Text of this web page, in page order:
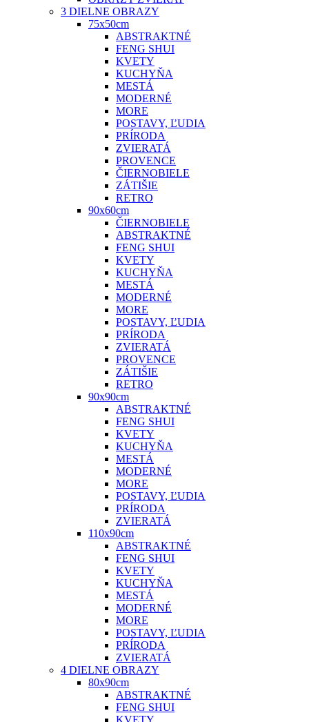
3 DIELNE OBRAZY
75x50cm
ABSTRAKTNÉ
FENG SHUI
KVETY
KUCHYŇA
MESTÁ
MODERNÉ
MORE
POSTAVY, ĽUDIA
PRÍRODA
ZVIERATÁ
PROVENCE
ČIERNOBIELE
ZÁTIŠIE
RETRO
90x60cm
ČIERNOBIELE
ABSTRAKTNÉ
FENG SHUI
KVETY
KUCHYŇA
MESTÁ
MODERNÉ
MORE
POSTAVY, ĽUDIA
PRÍRODA
ZVIERATÁ
PROVENCE
ZÁTIŠIE
RETRO
90x90cm
ABSTRAKTNÉ
FENG SHUI
KVETY
KUCHYŇA
MESTÁ
MODERNÉ
MORE
POSTAVY, ĽUDIA
PRÍRODA
ZVIERATÁ
110x90cm
ABSTRAKTNÉ
FENG SHUI
KVETY
KUCHYŇA
MESTÁ
MODERNÉ
MORE
POSTAVY, ĽUDIA
PRÍRODA
ZVIERATÁ
4 DIELNE OBRAZY
80x90cm
ABSTRAKTNÉ
FENG SHUI
KVETY